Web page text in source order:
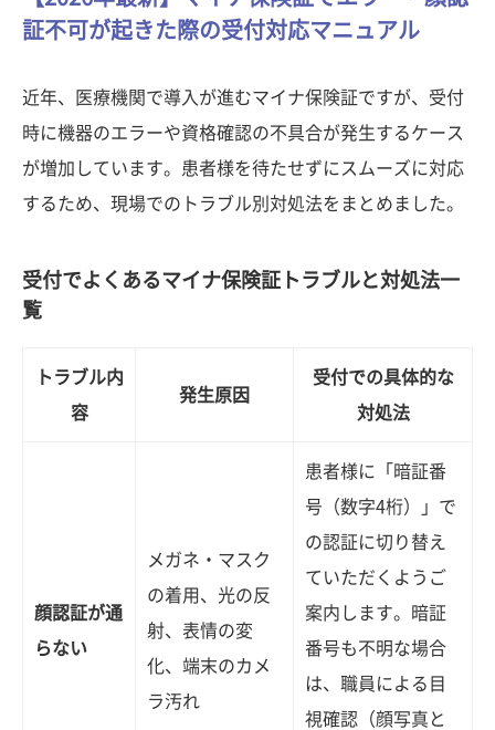
証不可が起きた際の受付対応マニュアル
近年、医療機関で導入が進むマイナ保険証ですが、受付
時に機器のエラーや資格確認の不具合が発生するケース
が増加しています。患者様を待たせずにスムーズに対応
するため、現場でのトラブル別対処法をまとめました。
受付でよくあるマイナ保険証トラブルと対処法一
覧
トラブル内
容
発生原因
受付での具体的な
対処法
顔認証が通
らない
メガネ・マスク
の着用、光の反
射、表情の変
化、端末のカメ
ラ汚れ
患者様に「暗証番
号（数字4桁）」で
の認証に切り替え
ていただくようご
案内します。暗証
番号も不明な場合
は、職員による目
視確認（顔写真と